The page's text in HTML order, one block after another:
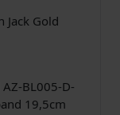
Jack Gold
BL005-D-
19,5cm